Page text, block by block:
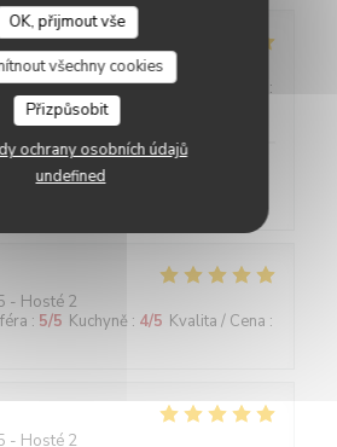
OK, přijmout vše
všechny cookies
Přizpůsobit
ochrany osobních údajů
undefined
- Hosté 2
:5/5 Kuchyně:5/5 Kvalita / Cena
:
parfait. Plats toujours
- Hosté 2
: 5/5 Kuchyně : 4/5 Kvalita / Cena :
- Hosté 2